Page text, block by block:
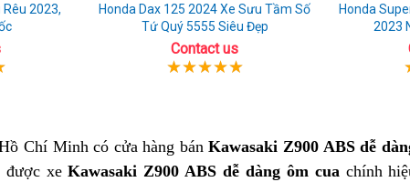
Rêu 2023,
Honda Dax 125 2024 Xe Sưu Tầm Số
Tứ Quý 5555 Siêu Đẹp
Contact us
Honda
2023
Chí Minhgiá
bán
có cửa hàng bánKawasaki Z900 ABS dễ
được xeKawasaki Z900 ABS dễ dàng ôm cua hàng
chính